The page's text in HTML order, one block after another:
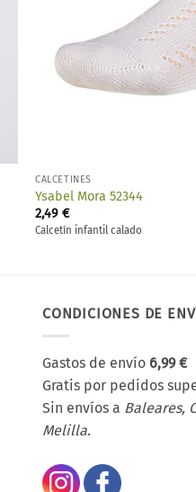
CALCETINES
Ysabel Mora 52344
2,49€
Calcetín infantil calado
CONDICIONES DE
Gastos de envío 6,99 €
Gratis por pedidos
Sin envíos a Baleares,
Melilla.